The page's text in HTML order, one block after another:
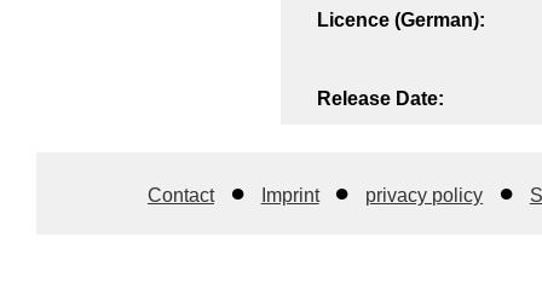
Licence (German):
Release Date:
Contact Imprint privacy policy